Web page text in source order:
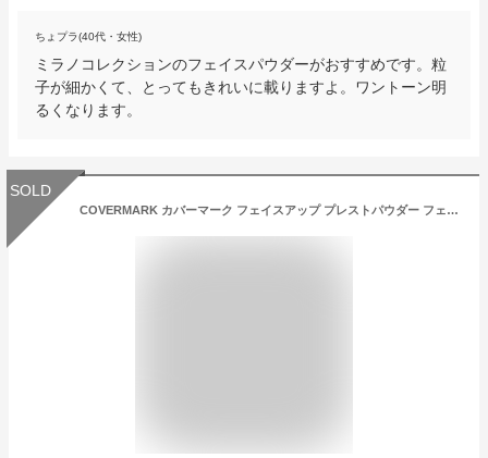
ちょプラ(40代・女性)
ミラノコレクションのフェイスパウダーがおすすめです。粒
子が細かくて、とってもきれいに載りますよ。ワントーン明
るくなります。
SOLD
COVERMARK カバーマーク フェイスアップ プレストパウダー フェイスパウダー 専用パフ付 SPF23・PA++ ツヤ 明るさ くすみ メリハリ